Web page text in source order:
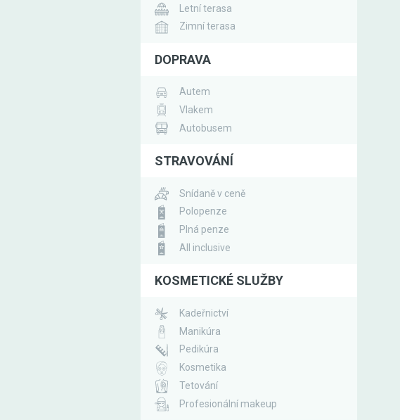
Letní terasa
Zimní terasa
DOPRAVA
Autem
Vlakem
Autobusem
STRAVOVÁNÍ
Snídaně v ceně
Polopenze
Plná penze
All inclusive
KOSMETICKÉ SLUŽBY
Kadeřnictví
Manikúra
Pedikúra
Kosmetika
Tetování
Profesionální makeup